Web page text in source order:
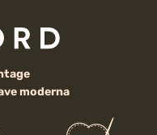
moderna